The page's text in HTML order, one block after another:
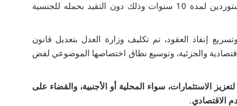
بالاضافة الى الموافقة على قيد المستثمر الأجنبي بسجل المستوردين لمدة 10 سنوات وذلك دون التقيد بحمله للجنسية
إنفاذ العقود، تم تكليف وزارة العدل بتعديل قانون
والجزئية، وتوسيع نطاق اختصاصها الموضوعي لفض
الاستثمارات، سواء المحلية أو الأجنبية، والقضاء على
الاقتصادي.